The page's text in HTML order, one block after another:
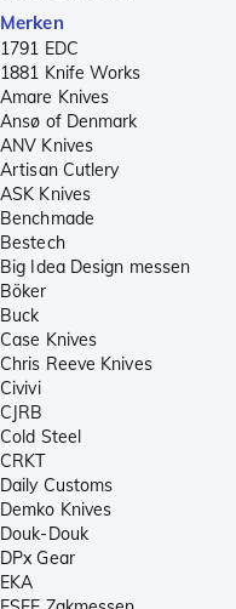
Merken
1791 EDC
1881 Knife Works
Amare Knives
Ansø of Denmark
ANV Knives
Artisan Cutlery
ASK Knives
Benchmade
Bestech
Big Idea Design messen
Böker
Buck
Case Knives
Chris Reeve Knives
Civivi
CJRB
Cold Steel
CRKT
Daily Customs
Demko Knives
Douk-Douk
DPx Gear
EKA